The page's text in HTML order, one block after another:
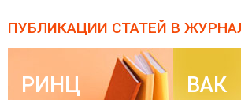
ПУБЛИКАЦИИ СТАТЕЙ В
РИНЦ ВАК